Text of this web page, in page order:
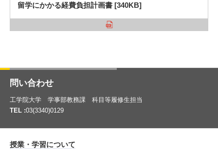
留学にかかる経費負担計画書 [340KB]
問い合わせ
工学院大学 学事部教務課 科目等履修生担当
TEL :03(3340)0129
授業・学習について